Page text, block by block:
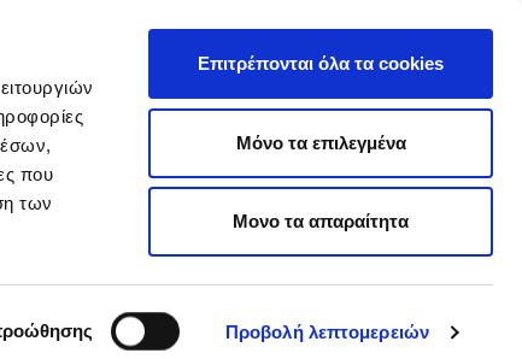
που
των
Προβολή λεπτομερειών
Επιτρέπονται όλα τα cookies
Μόνο τα επιλεγμένα
Μονο τα απαραίτητα
ΥΙΟΘΕΣΙΑ ΚΑΝΕ ΔΩΡΕΑ
EΛ